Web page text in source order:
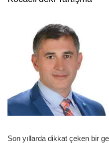
Son yıllarda dikkat çeken bir